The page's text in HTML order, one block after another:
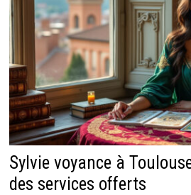
Sylvie voyance à
des services offerts